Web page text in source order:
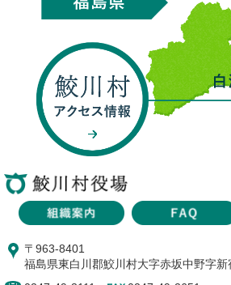
〒963-8401
福島県東白川郡鮫川村大字赤坂中野字